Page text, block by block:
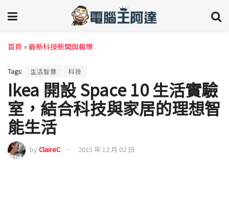
首頁 »最新科技新聞與報導
Tags: 生活智慧 科技
Ikea 開設 Space 10 生活實驗
室，結合科技與家居的理想智
能生活
byClaireC 2015 年 12 月 02 日